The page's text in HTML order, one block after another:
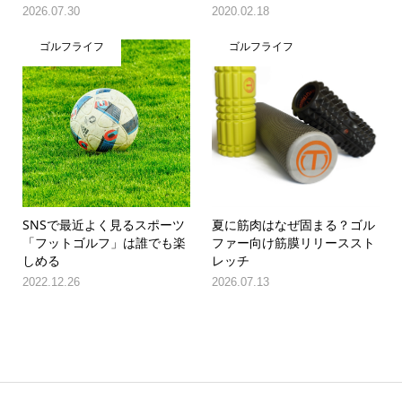
2026.07.30 2020.02.18
ゴルフライフ
SNSで最近よく見るスポーツ
「フットゴルフ」は誰でも楽
しめる
2022.12.26
ゴルフライフ
夏に筋肉はなぜ固まる？ゴル
ファー向け筋膜リリーススト
レッチ
2026.07.13